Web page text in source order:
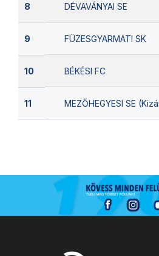
8 DÉVAVÁNYAI SE
9 FÜZESGYARMATI SK
10 BÉKÉSI FC
11 MEZŐHEGYESI SE